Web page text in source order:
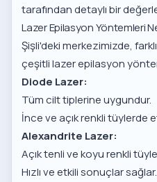
tarafından detaylı bir
Lazer Epilasyon Yöntemleri
Şişli'deki merkezimizde,
çeşitli lazer epilasyon
Diode Lazer:
Tüm cilt tiplerine uygundur.
İnce ve açık renkli tüylerde
Alexandrite Lazer:
Açık tenli ve koyu renkli
Hızlı ve etkili sonuçlar sağlar.